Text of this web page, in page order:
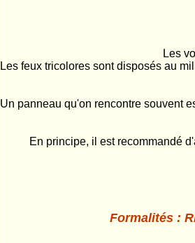
Les
Les feux tricolores sont disposés au
Un panneau qu'on rencontre souvent
En principe, il est recommandé
Formalités: